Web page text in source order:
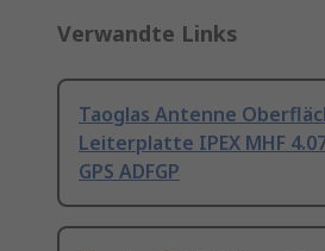
Verwandte Links
Taoglas Antenne
Leiterplatte IPEX MHF
GPS ADFGP